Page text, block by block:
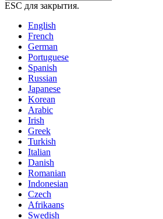
ESC для закрытия.
English
French
German
Portuguese
Spanish
Russian
Japanese
Korean
Arabic
Irish
Greek
Turkish
Italian
Danish
Romanian
Indonesian
Czech
Afrikaans
Swedish